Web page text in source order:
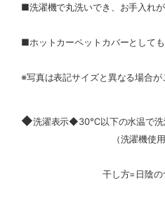
■洗濯機で丸洗いでき、お手入れが
■ホットカーペットカバーとしても
※写真は表記サイズと異なる場合が
◆洗濯表示◆30℃以下の水温で洗
（洗濯機使用の場合は
干し方=日陰のつり干